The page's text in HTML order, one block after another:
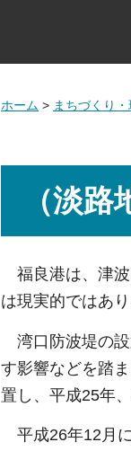
ホーム > まちづくり・
（淡
福良港は、津波
は現実的ではあ
湾口防波堤の設
す影響などを踏
置し、平成25年
平成26年12月